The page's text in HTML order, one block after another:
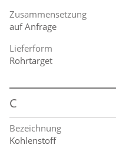
Zusammensetzung
auf Anfrage
Lieferform
Rohrtarget
C
Bezeichnung
Kohlenstoff